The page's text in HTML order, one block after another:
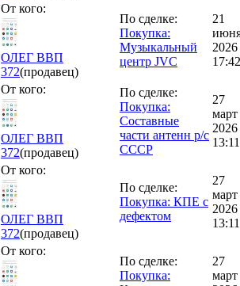
От кого:
ОЛЕГ ВВП
372(продавец)
По сделке:
Покупка:
Музыкальный
центр JVC
21
2026
17:42
От кого:
ОЛЕГ ВВП
372(продавец)
По сделке:
Покупка:
Составные
части антенн р/с
СССР
27
март
2026
13:11
От кого:
ОЛЕГ ВВП
372(продавец)
По сделке:
Покупка: КПЕ с
дефектом
27
март
2026
13:11
От кого:
По сделке:
Покупка:
27
март